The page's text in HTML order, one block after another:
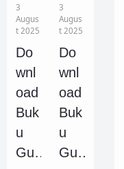
(AI)
uk
Pel
ajar
Ting
kat
SD/
Kel
as
10
SM
A/S
MK:
Buk
u
3
Augus
t 2025
Do
wnl
oad
Buk
u
Gur
3
Augus
t 2025
Do
wnl
oad
Buk
u
Gur